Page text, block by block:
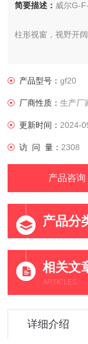
简要描述： 威尔G-
柱形视窗，视野开
1、检查全面罩的
不能有灰尘或被酸
3、气源压力表是否
产品型号：gf20
厂商性质：生产厂
更新时间： 2024-
访 问 量： 2308
产品咨询
产品分
相关文
ARTICLES
详细介绍